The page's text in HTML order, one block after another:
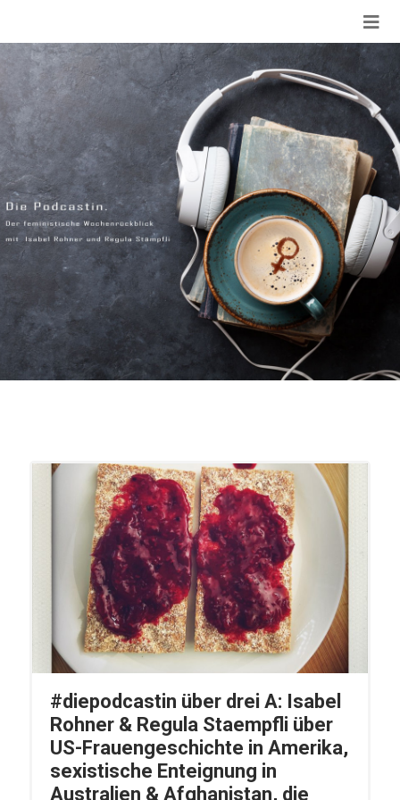
#diepodcastin über drei A: Isabel
Rohner & Regula Staempfli über
US-Frauengeschichte in Amerika,
sexistische Enteignung in
Australien & Afghanistan, die